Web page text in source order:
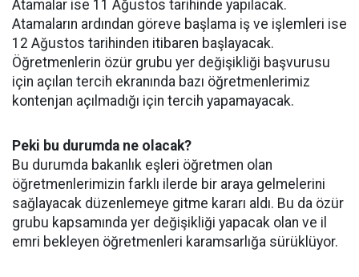
Atamalar ise 11 Ağustos tarihinde yapılacak.
Atamaların ardından göreve başlama iş ve işlemleri ise
12 Ağustos tarihinden itibaren başlayacak.
Öğretmenlerin özür grubu yer değişikliği başvurusu
için açılan tercih ekranında bazı öğretmenlerimiz
kontenjan açılmadığı için tercih yapamayacak.
Peki bu durumda ne olacak?
Bu durumda bakanlık eşleri öğretmen olan
öğretmenlerimizin farklı ilerde bir araya gelmelerini
sağlayacak düzenlemeye gitme kararı aldı. Bu da özür
grubu kapsamında yer değişikliği yapacak olan ve il
emri bekleyen öğretmenleri karamsarlığa sürüklüyor.